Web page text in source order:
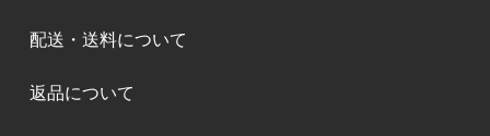
配送・送料について
返品について